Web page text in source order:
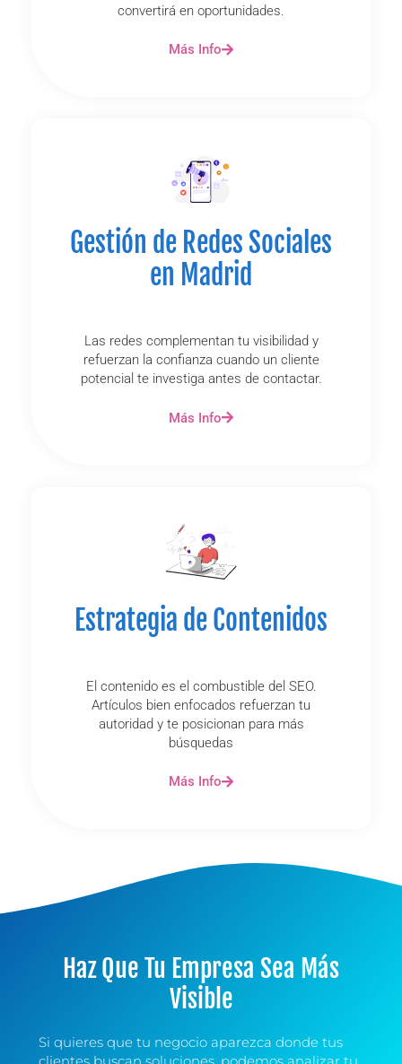
convertirá en oportunidades.
Más Info
Gestión de Redes Sociales
en Madrid
Las redes complementan tu visibilidad y
refuerzan la confianza cuando un cliente
potencial te investiga antes de contactar.
Más Info
Estrategia de Contenidos
El contenido es el combustible del SEO.
Artículos bien enfocados refuerzan tu
autoridad y te posicionan para más
búsquedas
Más Info
Haz Que Tu Empresa Sea Más
Visible
Si quieres que tu negocio aparezca donde tus